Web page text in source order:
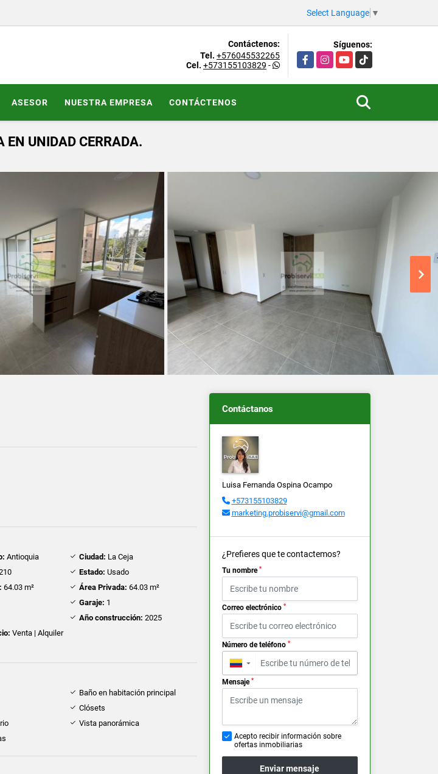
Select Language ▼
Contáctenos:
Tel. +576045532265
Cel. +573155103829 -
Síguenos:
FacebookInstagramYouTubeTikTok
ASESOR NUESTRA EMPRESA CONTÁCTENOS
EN UNIDAD CERRADA.
Antioquia Ciudad: La Ceja
Estado: Usado
64.03 m² Área Privada: 64.03 m²
Garaje: 1
Año construcción: 2025
Venta | Alquiler
Baño en habitación principal
Clósets
Vista panorámica
Contáctanos
Luisa Fernanda Ospina Ocampo
+573155103829
marketing.probiservi@gmail.com
¿Prefieres que te contactemos?
Tu nombre *
Correo electrónico *
Número de teléfono *
▼
Mensaje *
Acepto recibir información sobre
ofertas inmobiliarias
Enviar mensaje